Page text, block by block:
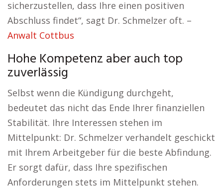
sicherzustellen, dass Ihre einen positiven
Abschluss findet“, sagt Dr. Schmelzer oft. –
Anwalt Cottbus
Hohe Kompetenz aber auch top
zuverlässig
Selbst wenn die Kündigung durchgeht,
bedeutet das nicht das Ende Ihrer finanziellen
Stabilität. Ihre Interessen stehen im
Mittelpunkt: Dr. Schmelzer verhandelt geschickt
mit Ihrem Arbeitgeber für die beste Abfindung.
Er sorgt dafür, dass Ihre spezifischen
Anforderungen stets im Mittelpunkt stehen.